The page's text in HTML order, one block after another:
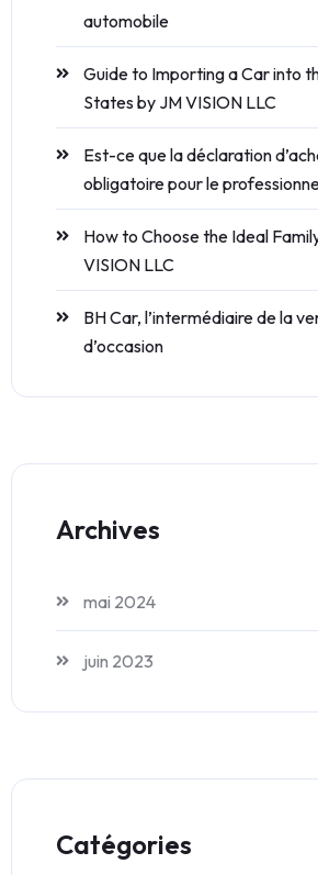
automobile
Guide to Importing a Car into
States by JM VISION LLC
Est-ce que la déclaration
obligatoire pour le
How to Choose the Ideal
VISION LLC
BH Car, l’intermédiaire de la
d’occasion
Archives
mai 2024
juin 2023
Catégories